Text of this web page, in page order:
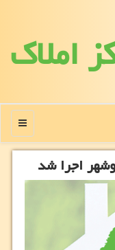
املاك
منو
اجرا شد